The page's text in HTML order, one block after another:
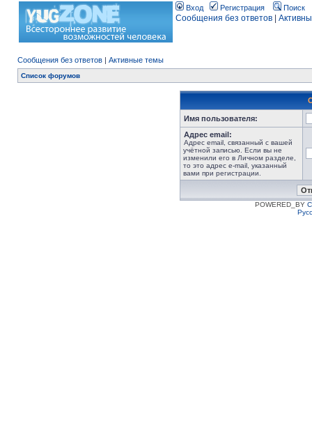
Вход Регистрация Поиск
Сообщения без ответов
Сообщения без ответов | Активные темы
Список форумов
Имя пользователя:
Адрес email:
Адрес email, связанный с вашей
учётной записью. Если вы не
изменили его в Личном разделе,
то это адрес e-mail, указанный
вами при регистрации.
POWERED_BY